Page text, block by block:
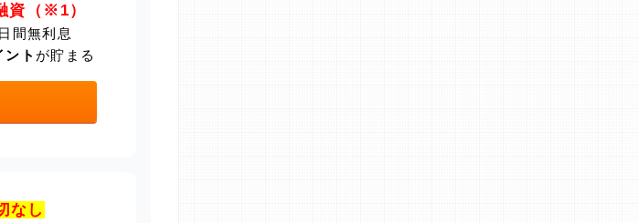
資（※1）
間無利息
ント が貯まる
なし